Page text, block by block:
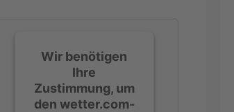
Wir benötigen
Ihre
Zustimmung, um
den wetter.com-